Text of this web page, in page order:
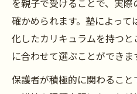
を親子で受けることで、実
確かめられます。塾によっ
化したカリキュラムを持つ
に合わせて選ぶことができま
保護者が積極的に関わるこ